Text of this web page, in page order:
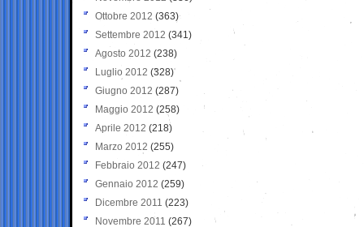
Ottobre 2012 (363)
Settembre 2012 (341)
Agosto 2012 (238)
Luglio 2012 (328)
Giugno 2012 (287)
Maggio 2012 (258)
Aprile 2012 (218)
Marzo 2012 (255)
Febbraio 2012 (247)
Gennaio 2012 (259)
Dicembre 2011 (223)
Novembre 2011 (267)